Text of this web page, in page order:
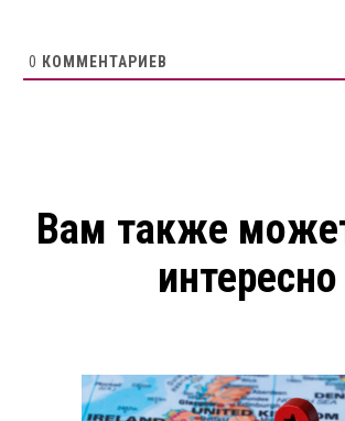
0 КОММЕНТАРИЕВ
Вам также
интересно